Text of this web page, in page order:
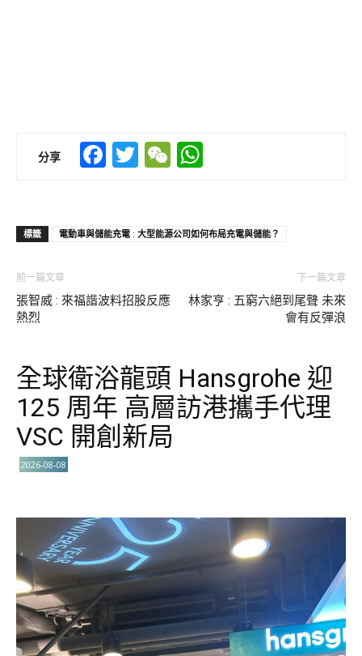
分享 Facebook
TwitterWeChat
標籤 電動車與儲能充電 : 大型能源公司如何布局充電與儲能？
前一篇文章
張智威 : 來福諧波料招股反應
熱烈
下一篇文章
林家亨 : 五窮六絕到尾聲 未來
會有反彈浪
全球衛浴龍頭 Hansgrohe 迎
125 周年 高層訪港攜手代理
VSC 開創新局
2026-08-08